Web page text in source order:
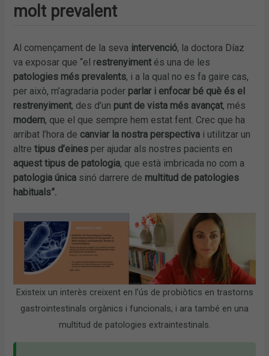
molt prevalent
Al començament de la seva intervenció, la doctora Díaz
va exposar que “el restrenyimentés una de les
patologies més prevalents, i a la qual no es fa gaire cas,
per això, m’agradaria poder parlar i enfocar bé què és el
restrenyiment, des d’un punt de vista més avançat, més
modern, que el que sempre hem estat fent. Crec que ha
arribat l’hora de canviar la nostra perspectiva i utilitzar un
altretipus d’eines per ajudar als nostres pacients en
aquest tipus de patologia, que està imbricada no com a
patologia única sinó darrere de multitud de patologies
habituals”.
Existeix un interès creixent en l’ús de probiòtics en trastorns
gastrointestinals orgànics i funcionals, i ara també en una
multitud de patologies extraintestinals.